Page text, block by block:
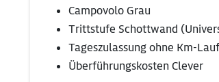
Campovolo Grau
Trittstufe Schottwand
Tageszulassung ohne Km-
Überführungskosten Clever